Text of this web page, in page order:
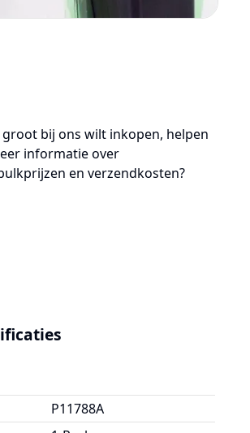
bij ons wilt inkopen, helpen
informatie over
en verzendkosten?
P11788A